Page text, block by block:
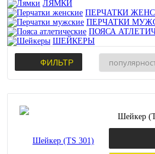
ЛЯМКИ
ПЕРЧАТКИ
ПЕРЧАТКИ
ПОЯСА
ШЕЙКЕРЫ
ФИЛЬТР
Шейкер